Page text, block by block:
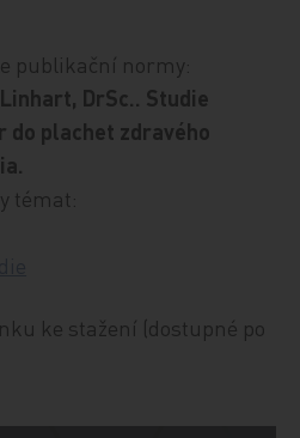
publikační normy:
DrSc.. Studie
do plachet zdravého
témat:
ke stažení (dostupné po